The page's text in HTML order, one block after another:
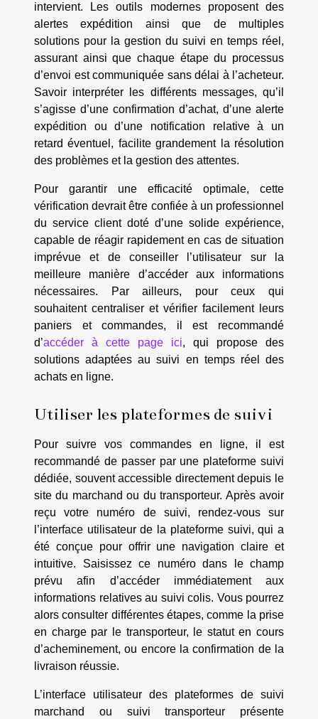
intervient. Les outils modernes proposent des
alertes expédition ainsi que de multiples
solutions pour la gestion du suivi en temps réel,
assurant ainsi que chaque étape du processus
d’envoi est communiquée sans délai à l’acheteur.
Savoir interpréter les différents messages, qu’il
s’agisse d’une confirmation d’achat, d’une alerte
expédition ou d’une notification relative à un
retard éventuel, facilite grandement la résolution
des problèmes et la gestion des attentes.
Pour garantir une efficacité optimale, cette
vérification devrait être confiée à un professionnel
du service client doté d’une solide expérience,
capable de réagir rapidement en cas de situation
imprévue et de conseiller l’utilisateur sur la
meilleure manière d’accéder aux informations
nécessaires. Par ailleurs, pour ceux qui
souhaitent centraliser et vérifier facilement leurs
paniers et commandes, il est recommandé
d’accéder à cette page ici, qui propose des
solutions adaptées au suivi en temps réel des
achats en ligne.
Utiliser les plateformes de suivi
Pour suivre vos commandes en ligne, il est
recommandé de passer par une plateforme suivi
dédiée, souvent accessible directement depuis le
site du marchand ou du transporteur. Après avoir
reçu votre numéro de suivi, rendez-vous sur
l’interface utilisateur de la plateforme suivi, qui a
été conçue pour offrir une navigation claire et
intuitive. Saisissez ce numéro dans le champ
prévu afin d’accéder immédiatement aux
informations relatives au suivi colis. Vous pourrez
alors consulter différentes étapes, comme la prise
en charge par le transporteur, le statut en cours
d’acheminement, ou encore la confirmation de la
livraison réussie.
L’interface utilisateur des plateformes de suivi
marchand ou suivi transporteur présente